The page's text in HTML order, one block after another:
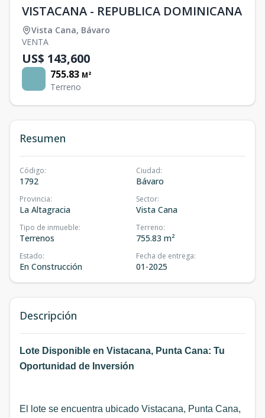
VISTACANA - REPUBLICA DOMINICANA
Vista Cana, Bávaro
VENTA
US$ 143,600
755.83 M²
Terreno
Resumen
Código:
1792
Ciudad:
Bávaro
Provincia:
La Altagracia
Sector:
Vista Cana
Tipo de inmueble:
Terrenos
Terreno:
755.83 m²
Estado:
En Construcción
Fecha de entrega:
01-2025
Descripción
Lote Disponible en Vistacana, Punta Cana: Tu
Oportunidad de Inversión
El lote se encuentra ubicado Vistacana, Punta Cana,